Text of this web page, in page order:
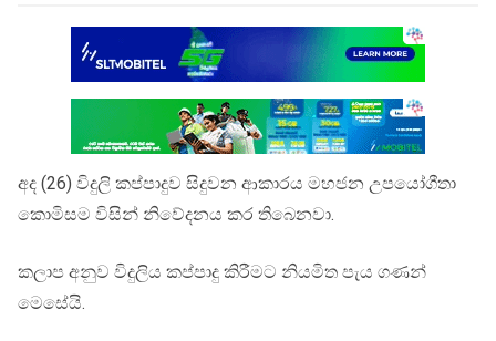
අද (26) විදුලි කප්පාදුව සිදුවන ආකාරය මහජන උපයෝගීතා
කොමිසම විසින් නිවේදනය කර තිබෙනවා.
කලාප අනුව විදුලිය කප්පාදු කිරීමට නියමිත පැය ගණන්
මෙසේයි.